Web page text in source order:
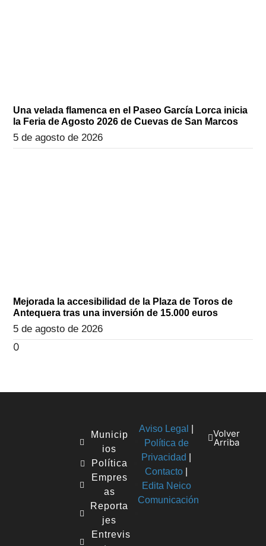
Una velada flamenca en el Paseo García Lorca inicia
la Feria de Agosto 2026 de Cuevas de San Marcos
5 de agosto de 2026
Mejorada la accesibilidad de la Plaza de Toros de
Antequera tras una inversión de 15.000 euros
5 de agosto de 2026
Municip
ios
Política
Empres
as
Reporta
jes
Entrevis
Aviso Legal
Política de
Privacidad
Contacto
Edita Neico
Comunicación
Volver
Arriba